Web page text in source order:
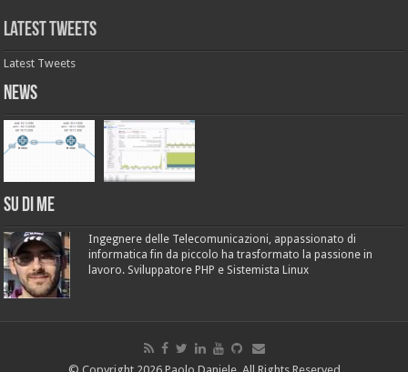
Latest Tweets
Latest Tweets
News
Su di me
Ingegnere delle Telecomunicazioni, appassionato di
informatica fin da piccolo ha trasformato la passione in
lavoro. Sviluppatore PHP e Sistemista Linux